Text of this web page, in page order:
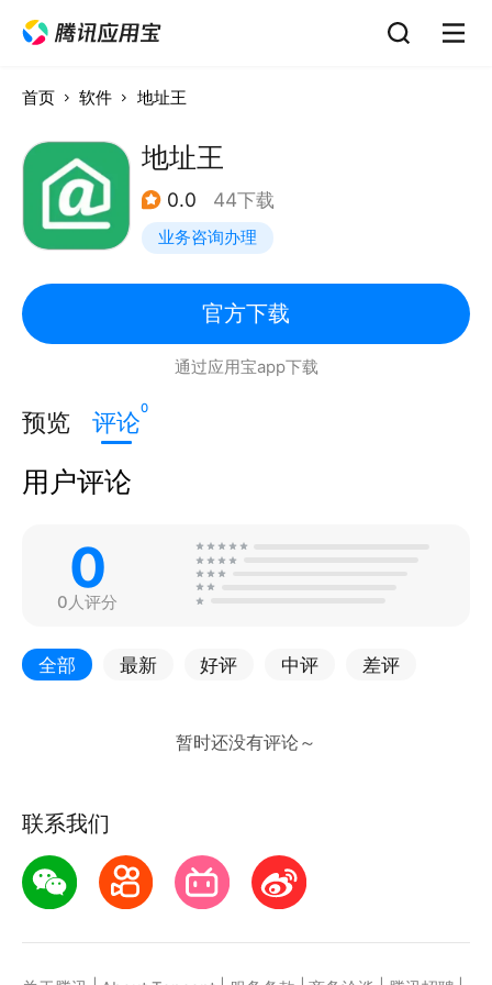
首页 软件 地址王
地址王
0.0 44下载
业务咨询办理
官方下载
通过应用宝app下载
预览 评论0
用户评论
0
0人评分
全部 最新 好评 中评 差评
联系我们